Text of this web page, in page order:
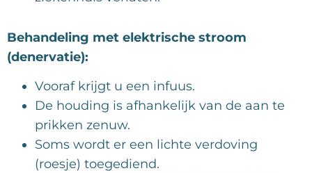
Behandeling met elektrische stroom
(denervatie):
Vooraf krijgt u een infuus.
De houding is afhankelijk van de aan te
prikken zenuw.
Soms wordt er een lichte verdoving
(roesje) toegediend.